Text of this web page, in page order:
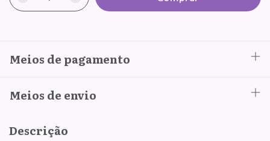
Meios de pagamento
Meios de envio
Descrição